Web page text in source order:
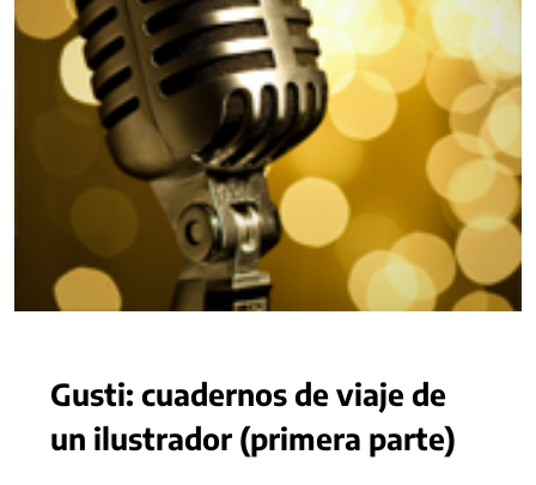
Gusti: cuadernos de viaje de
un ilustrador (primera parte)